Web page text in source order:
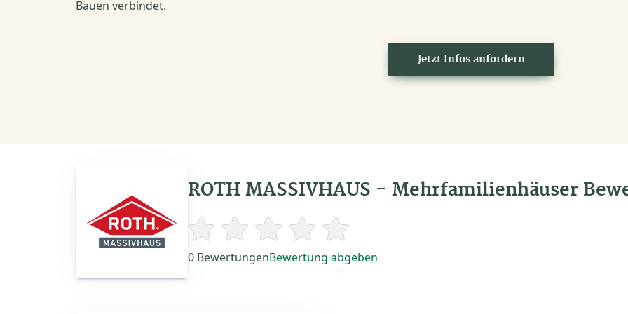
Bauen verbindet.
Jetzt Infos anfordern
ROTH MASSIVHAUS - Mehrfamilienhäuser
0 BewertungenBewertung abgeben